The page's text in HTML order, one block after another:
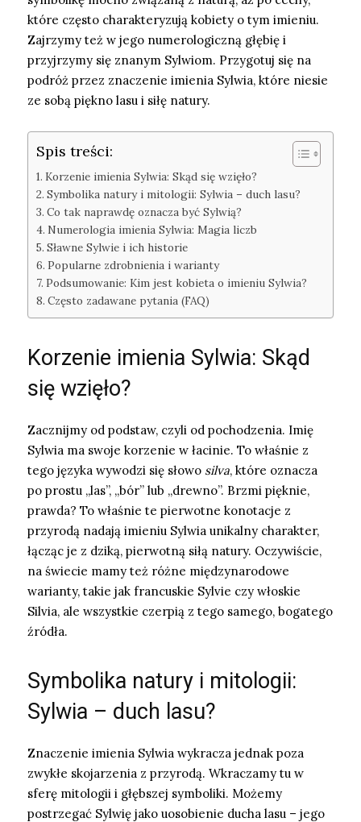
które często charakteryzują kobiety o tym imieniu.
Zajrzymy też w jego numerologiczną głębię i
przyjrzymy się znanym Sylwiom. Przygotuj się na
podróż przez znaczenie imienia Sylwia, które niesie
ze sobą piękno lasu i siłę natury.
Spis treści:
Korzenie imienia Sylwia: Skąd się wzięło?
Symbolika natury i mitologii: Sylwia – duch lasu?
Co tak naprawdę oznacza być Sylwią?
Numerologia imienia Sylwia: Magia liczb
Sławne Sylwie i ich historie
Popularne zdrobnienia i warianty
Podsumowanie: Kim jest kobieta o imieniu Sylwia?
Często zadawane pytania (FAQ)
Korzenie imienia Sylwia: Skąd
się wzięło?
Zacznijmy od podstaw, czyli od pochodzenia. Imię
Sylwia ma swoje korzenie w łacinie. To właśnie z
tego języka wywodzi się słowo silva, które oznacza
po prostu „las”, „bór” lub „drewno”. Brzmi pięknie,
prawda? To właśnie te pierwotne konotacje z
przyrodą nadają imieniu Sylwia unikalny charakter,
łącząc je z dziką, pierwotną siłą natury. Oczywiście,
na świecie mamy też różne międzynarodowe
warianty, takie jak francuskie Sylvie czy włoskie
Silvia, ale wszystkie czerpią z tego samego, bogatego
źródła.
Symbolika natury i mitologii:
Sylwia – duch lasu?
Znaczenie imienia Sylwia wykracza jednak poza
zwykłe skojarzenia z przyrodą. Wkraczamy tu w
sferę mitologii i głębszej symboliki. Możemy
postrzegać Sylwię jako uosobienie ducha lasu – jego